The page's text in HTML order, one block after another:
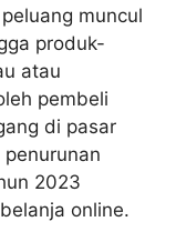
muncul
produk-
atau
pembeli
di pasar
2023
online.